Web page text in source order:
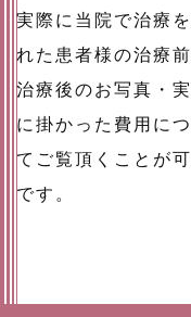
実際に当院で治療を
れた患者様の治療前
治療後のお写真・
に掛かった費用に
てご覧頂くことが
です。